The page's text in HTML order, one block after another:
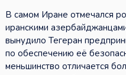
В самом Иране отмечался
иранскими
вынудило Тегеран
по обеспечению её
меньшинство отличается